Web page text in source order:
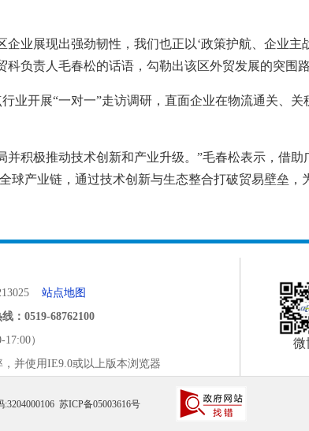
业展现出强劲韧性，我们也正以‘政策护航、企业主
负责人毛春松的话语，勾勒出该区外贸发展的突围路
业开展“一对一”走访调研，直面企业在物流通关、关
积极推动技术创新和产业升级。”毛春松表示，借助
球产业链，通过技术创新与生态整合打破贸易壁垒，
站点地图
：0519-68762100
）
并使用IE9.0或以上版本浏览器
微
:3204000106 苏ICP备05003616号